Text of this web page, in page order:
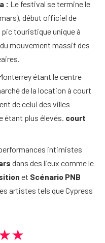
: Le festival se termine le
début officiel de
pic touristique unique à
mouvement massif des
étant le centre
de la location à court
de celui des villes
étant plus élevés. court
intimistes
dans des lieux comme le
et Scénario PNB
artistes tels que Cypress